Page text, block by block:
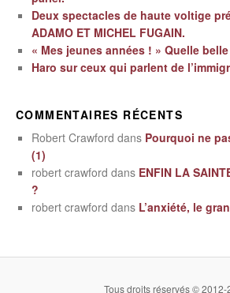
Deux spectacles de haute voltige
ADAMO ET MICHEL FUGAIN.
« Mes jeunes années ! » Quelle
Haro sur ceux qui parlent de
COMMENTAIRES RÉCENTS
Robert Crawford dans Pourquoi ne
(1)
robert crawford dans ENFIN LA
?
robert crawford dans L’anxiété, le
Tous droits réservés © 2012-